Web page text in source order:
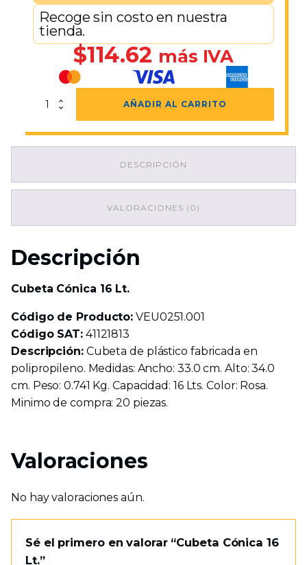
Recoge sin costo en nuestra
tienda.
$114.62 más IVA
Cubeta
AÑADIR AL CARRITO
DESCRIPCIÓN
VALORACIONES (0)
Descripción
Cubeta Cónica 16 Lt.
Código de Producto: VEU0251.001
Código SAT:41121813
Descripción:Cubeta de plástico fabricada en
polipropileno. Medidas: Ancho: 33.0 cm. Alto: 34.0
cm. Peso: 0.741 Kg. Capacidad: 16 Lts. Color: Rosa.
Minimo de compra: 20 piezas.
Valoraciones
No hay valoraciones aún.
Sé el primero en valorar “Cubeta Cónica 16
Lt.”